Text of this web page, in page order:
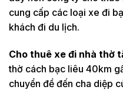
cung cấp các loại xe đi
khách đi du lịch.
Cho thuê xe đi nhà thờ
thờ cách bạc liêu 40km
chuyển đề đến cha diệp